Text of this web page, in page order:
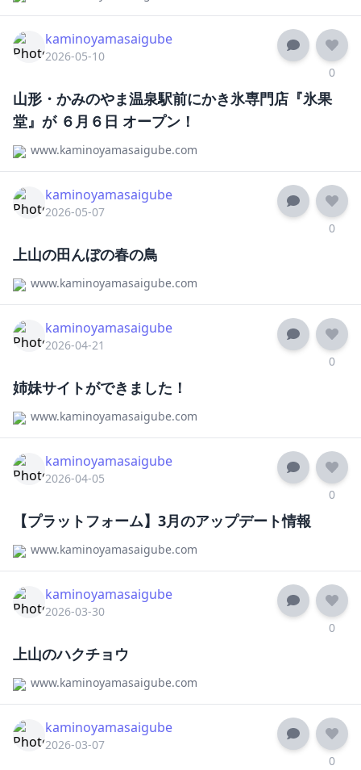
kaminoyamasaigube
2026-05-10
0
山形・かみのやま温泉駅前にかき氷専門店『氷果
堂』が ６月６日 オープン！
www.kaminoyamasaigube.com
kaminoyamasaigube
2026-05-07
0
上山の田んぼの春の鳥
www.kaminoyamasaigube.com
kaminoyamasaigube
2026-04-21
0
姉妹サイトができました！
www.kaminoyamasaigube.com
kaminoyamasaigube
2026-04-05
0
【プラットフォーム】3月のアップデート情報
www.kaminoyamasaigube.com
kaminoyamasaigube
2026-03-30
0
上山のハクチョウ
www.kaminoyamasaigube.com
kaminoyamasaigube
2026-03-07
0